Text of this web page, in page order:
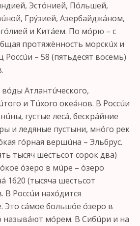
Эстóнией, Пóльшей,
Грýзией, Азербайджáном,
и Китáем. По мóрю – с
протяжённость морскúх и
Россúи – 58 (пятьдесят восемь)
Атлантúческого,
и Тúхого океáнов. В Россúи
густые лесá, бескрáйние
и ледяные пустыни, мнóго рек
гóрная вершúна – Эльбрус.
тысяч шестьсот сорок два)
óзеро в мúре – óзеро
1620 (тысяча шестьсот
Россúи нахóдится
Это сáмое большóе óзеро в
назывáют мóрем. В Сибúри и на